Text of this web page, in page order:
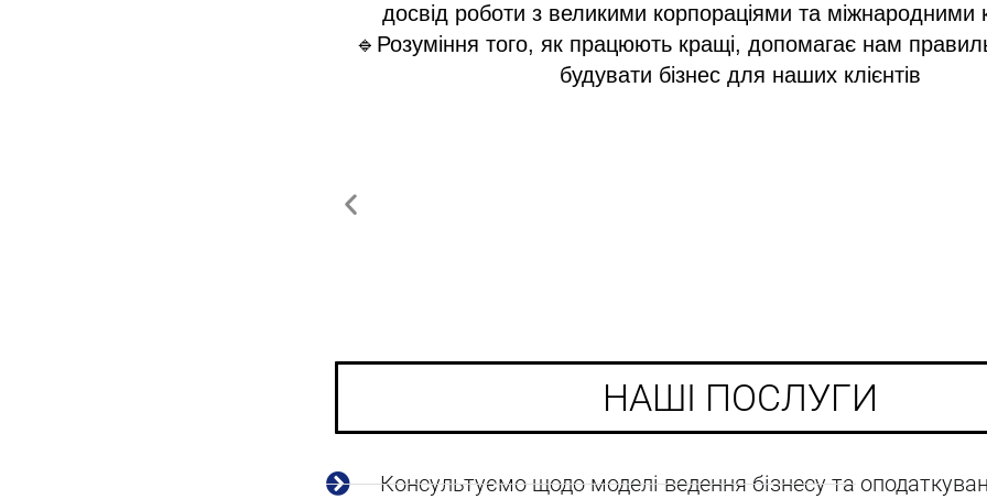
досвід роботи з великими корпораціями та міжнародними
🔹Розуміння того, як працюють кращі, допомагає нам
будувати бізнес для наших клієнтів
НАШІ ПОСЛУГИ
Консультуємо щодо моделі ведення бізнесу та